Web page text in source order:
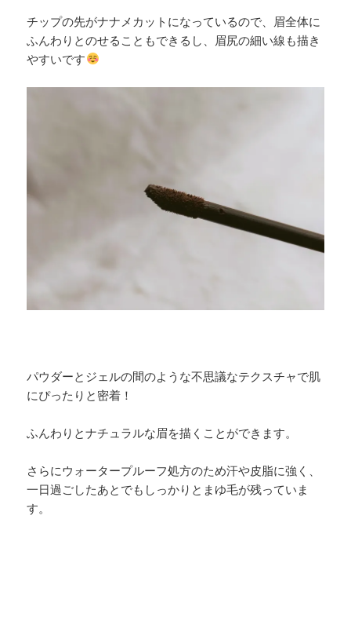
チップの先がナナメカットになっているので、眉全体に
ふんわりとのせることもできるし、眉尻の細い線も描き
やすいです
パウダーとジェルの間のような不思議なテクスチャで肌
にぴったりと密着！
ふんわりとナチュラルな眉を描くことができます。
さらにウォータープルーフ処方のため汗や皮脂に強く、
一日過ごしたあとでもしっかりとまゆ毛が残っていま
す。